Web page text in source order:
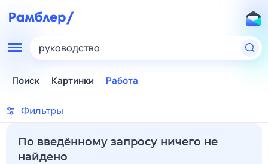
руководство
Поиск Картинки Работа
Фильтры
По введённому запросу ничего не
найдено